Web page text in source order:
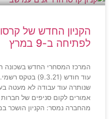
הקניון החדש של
לפתיחה ב-9 במרץ
המרכז המסחרי החדש בשכונה
עוד חודש (9.3.21)
שנותרה עוד עבודה לא מעטה
אמורים לקום סניפים של חברות
מהחברה נמסר: הקניון הושכר